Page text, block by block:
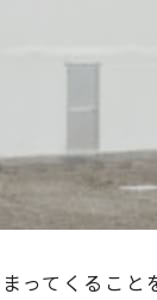
ってくるこ